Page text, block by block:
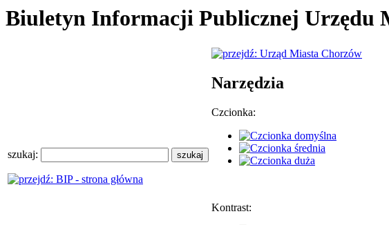
Biuletyn Informacji Publicznej Urzędu
szukaj:
Narzędzia
Czcionka:
Kontrast: